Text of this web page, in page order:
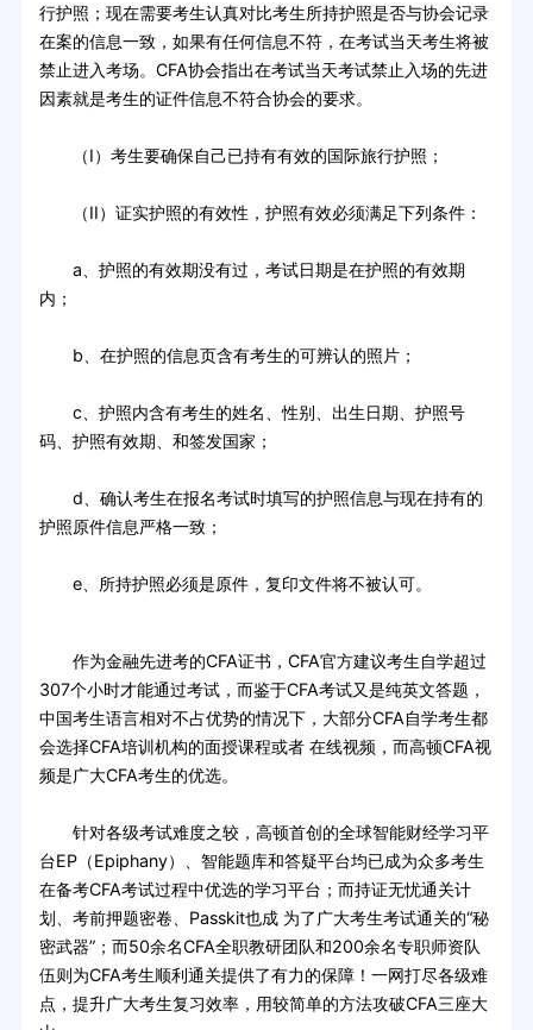
行护照；现在需要考生认真对比考生所持护照是否与协会记录
在案的信息一致，如果有任何信息不符，在考试当天考生将被
禁止进入考场。CFA协会指出在考试当天考试禁止入场的先进
因素就是考生的证件信息不符合协会的要求。
（I）考生要确保自己已持有有效的国际旅行护照；
（II）证实护照的有效性，护照有效必须满足下列条件：
a、护照的有效期没有过，考试日期是在护照的有效期
内；
b、在护照的信息页含有考生的可辨认的照片；
c、护照内含有考生的姓名、性别、出生日期、护照号
码、护照有效期、和签发国家；
d、确认考生在报名考试时填写的护照信息与现在持有的
护照原件信息严格一致；
e、所持护照必须是原件，复印文件将不被认可。
作为金融先进考的CFA证书，CFA官方建议考生自学超过
307个小时才能通过考试，而鉴于CFA考试又是纯英文答题，
中国考生语言相对不占优势的情况下，大部分CFA自学考生都
会选择CFA培训机构的面授课程或者 在线视频，而高顿CFA视
频是广大CFA考生的优选。
针对各级考试难度之较，高顿首创的全球智能财经学习平
台EP（Epiphany）、智能题库和答疑平台均已成为众多考生
在备考CFA考试过程中优选的学习平台；而持证无忧通关计
划、考前押题密卷、Passkit也成 为了广大考生考试通关的“秘
密武器”；而50余名CFA全职教研团队和200余名专职师资队
伍则为CFA考生顺利通关提供了有力的保障！一网打尽各级难
点，提升广大考生复习效率，用较简单的方法攻破CFA三座大